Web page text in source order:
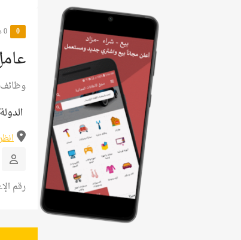
0
0 Reviews
وظائف
رقم